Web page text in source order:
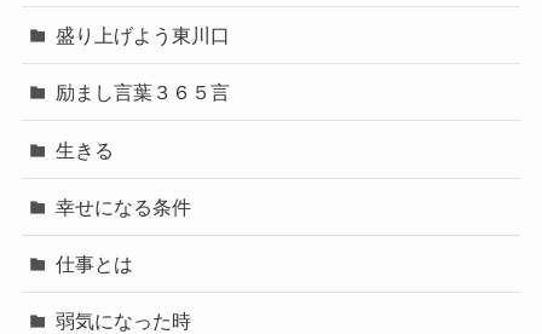
盛り上げよう東川口
励まし言葉３６５言
生きる
幸せになる条件
仕事とは
弱気になった時